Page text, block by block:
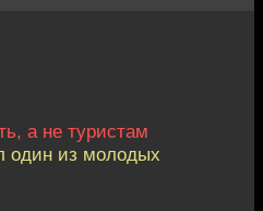
а не туристам
один из молодых